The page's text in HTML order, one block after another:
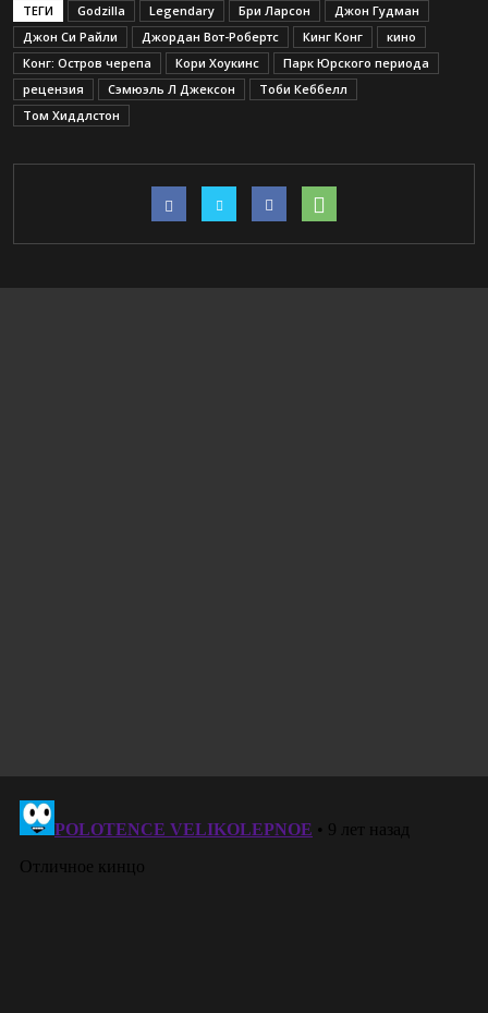
ТЕГИ Godzilla Legendary Бри Ларсон
Джон Гудман
Джон Си Райли
Джордан Вот-Робертс Кинг Конг
кино
Конг: Остров черепа
Кори Хоукинс
Парк Юрского периода
рецензия
Сэмюэль Л Джексон
Тоби Кеббелл
Том Хиддлстон